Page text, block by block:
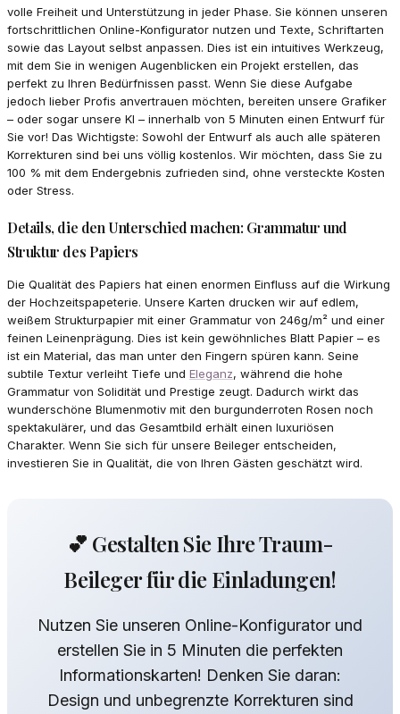
volle Freiheit und Unterstützung in jeder Phase. Sie können unseren
fortschrittlichen Online-Konfigurator nutzen und Texte, Schriftarten
sowie das Layout selbst anpassen. Dies ist ein intuitives Werkzeug,
mit dem Sie in wenigen Augenblicken ein Projekt erstellen, das
perfekt zu Ihren Bedürfnissen passt. Wenn Sie diese Aufgabe
jedoch lieber Profis anvertrauen möchten, bereiten unsere Grafiker
– oder sogar unsere KI – innerhalb von 5 Minuten einen Entwurf für
Sie vor! Das Wichtigste: Sowohl der Entwurf als auch alle späteren
Korrekturen sind bei uns völlig kostenlos. Wir möchten, dass Sie zu
100 % mit dem Endergebnis zufrieden sind, ohne versteckte Kosten
oder Stress.
Details, die den Unterschied machen: Grammatur und
Struktur des Papiers
Die Qualität des Papiers hat einen enormen Einfluss auf die Wirkung
der Hochzeitspapeterie. Unsere Karten drucken wir auf edlem,
weißem Strukturpapier mit einer Grammatur von 246g/m² und einer
feinen Leinenprägung. Dies ist kein gewöhnliches Blatt Papier – es
ist ein Material, das man unter den Fingern spüren kann. Seine
subtile Textur verleiht Tiefe und Eleganz, während die hohe
Grammatur von Solidität und Prestige zeugt. Dadurch wirkt das
wunderschöne Blumenmotiv mit den burgunderroten Rosen noch
spektakulärer, und das Gesamtbild erhält einen luxuriösen
Charakter. Wenn Sie sich für unsere Beileger entscheiden,
investieren Sie in Qualität, die von Ihren Gästen geschätzt wird.
💕 Gestalten Sie Ihre Traum-
Beileger für die Einladungen!
Nutzen Sie unseren Online-Konfigurator und
erstellen Sie in 5 Minuten die perfekten
Informationskarten! Denken Sie daran:
Design und unbegrenzte Korrekturen sind